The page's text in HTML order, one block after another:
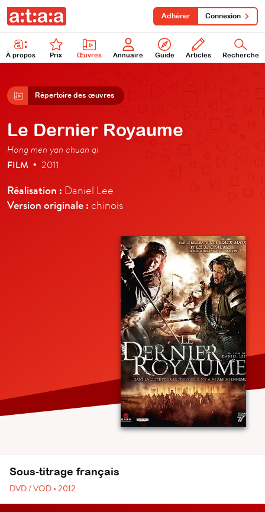
À propos Prix Œuvres Annuaire Guide Articles Recherche
Adhérer Connexion
Répertoire des œuvres
Le Dernier Royaume
Hong men yan chuan qi
FILM • 2011
Réalisation : Daniel Lee
Version originale : chinois
Sous-titrage français
DVD / VOD • 2012